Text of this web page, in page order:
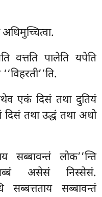
अधिमुच्चित्वा.
वत्तति पालेति यपेति
एकं दिसं तथा दुतियं
तथा उद्धं तथा अधो
सब्बावन्तं लोक’’न्ति
असेसं निस्सेसं.
सब्बत्तताय सब्बावन्तं